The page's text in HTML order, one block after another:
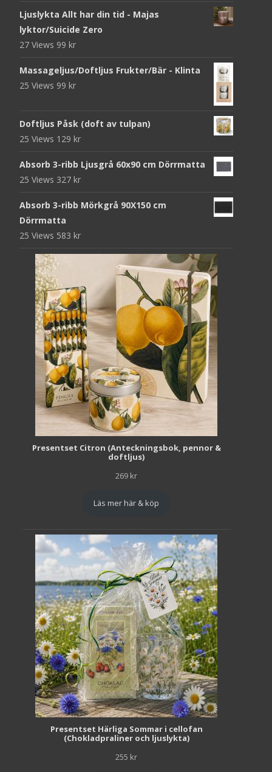
Ljuslykta Allt har din tid - Majas
lyktor/Suicide Zero
27 Views 99 kr
Massageljus/Doftljus Frukter/Bär - Klinta
25 Views 99 kr
Doftljus Påsk (doft av tulpan)
25 Views 129 kr
Absorb 3-ribb Ljusgrå 60x90 cm Dörrmatta
25 Views 327 kr
Absorb 3-ribb Mörkgrå 90X150 cm
Dörrmatta
25 Views 583 kr
Presentset Citron (Anteckningsbok, pennor &
doftljus)
269 kr
Läs mer här & köp
Presentset Härliga Sommar i cellofan
(Chokladpraliner och ljuslykta)
255 kr